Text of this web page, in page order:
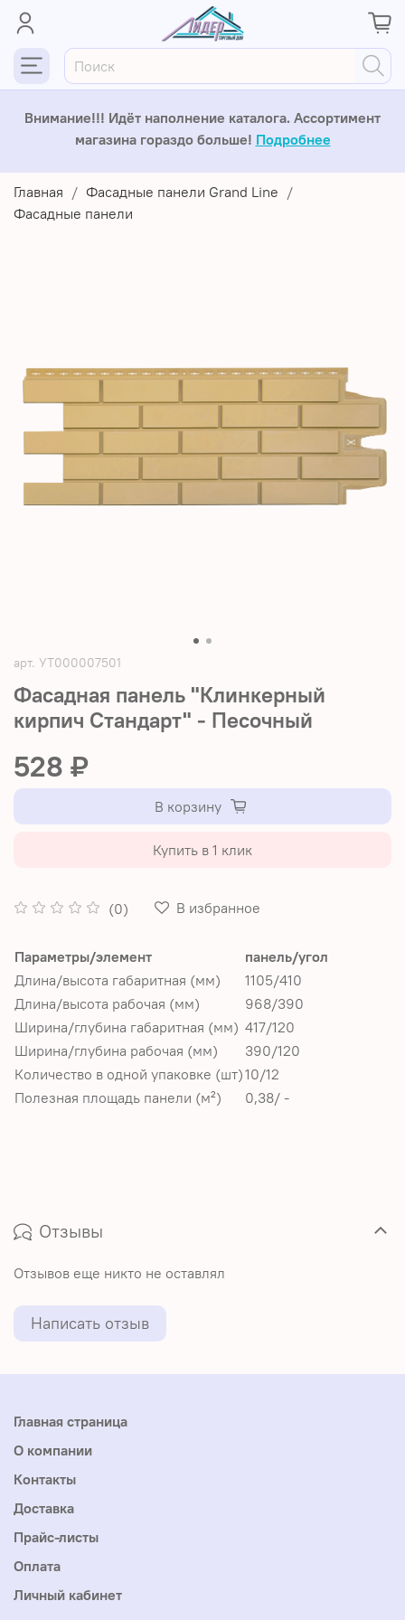
Внимание!!! Идёт наполнение каталога. Ассортимент
магазина гораздо больше! Подробнее
Главная
Фасадные панели Grand Line
Фасадные панели
арт. УТ000007501
Фасадная панель "Клинкерный
кирпич Стандарт" - Песочный
(0) В избранное
528 ₽
В корзину
Купить в 1 клик
Параметры/элемент
панель/угол
Длина/высота габаритная (мм)
1105/410
Длина/высота рабочая (мм)
968/390
Ширина/глубина габаритная (мм) 417/120
Ширина/глубина рабочая (мм)
390/120
Количество в одной упаковке (шт)10/12
Полезная площадь панели (м²)
0,38/ -
Отзывы
Отзывов еще никто не оставлял
Написать отзыв
Главная страница
О компании
Контакты
Доставка
Прайс-листы
Оплата
Личный кабинет